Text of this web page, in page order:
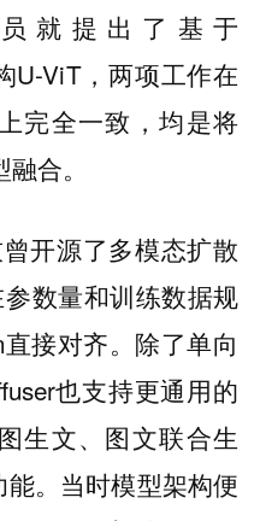
就提出了基于
U-ViT，两项工作在
完全一致，均是将
合。
开源了多模态扩散
数量和训练数据规
接对齐。除了单向
也支持更通用的
生文、图文联合生
。当时模型架构便